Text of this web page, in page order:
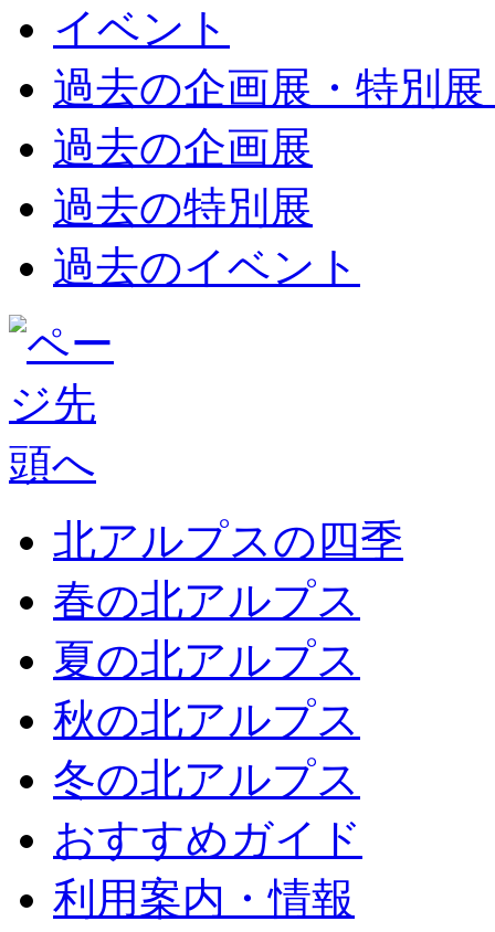
イベント
過去の企画展・特別
過去の企画展
過去の特別展
過去のイベント
北アルプスの四季
春の北アルプス
夏の北アルプス
秋の北アルプス
冬の北アルプス
おすすめガイド
利用案内・情報